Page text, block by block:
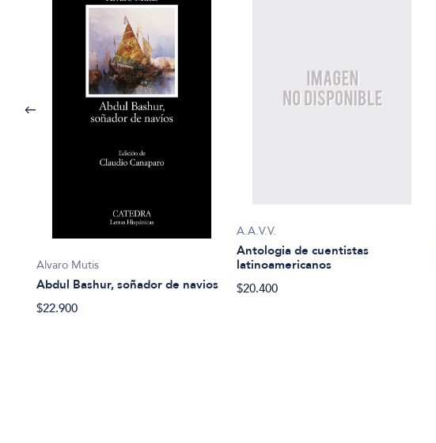
Alvaro Mutis
Abdul Bashur, soñador de navios
$22.900
A.A.V.V.
Antologia de cuentistas
latinoamericanos
$20.400